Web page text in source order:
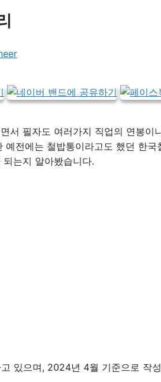
서 필자도 여러가지 직업의 연봉이
전에는 철밥통이라고도 했던 한국
는지 알아봤습니다.
있으며, 2024년 4월 기준으로 작